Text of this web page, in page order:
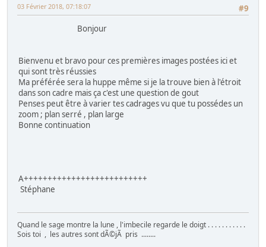
#9
03 Février 2018, 07:18:07
Bonjour
Bienvenu et bravo pour ces premières images postées ici et
qui sont très réussies
Ma préférée sera la huppe même si je la trouve bien à l'étroit
dans son cadre mais ça c'est une question de gout
Penses peut être à varier tes cadrages vu que tu possédes un
zoom ; plan serré , plan large
Bonne continuation
A++++++++++++++++++++++++++
Stéphane
Quand le sage montre la lune , l'imbecile regarde le doigt . . . . . . . . . . .
Sois toi , les autres sont dÃ©jÃ pris ........